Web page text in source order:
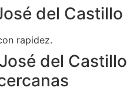
del Castillo
rapidez.
del Castillo